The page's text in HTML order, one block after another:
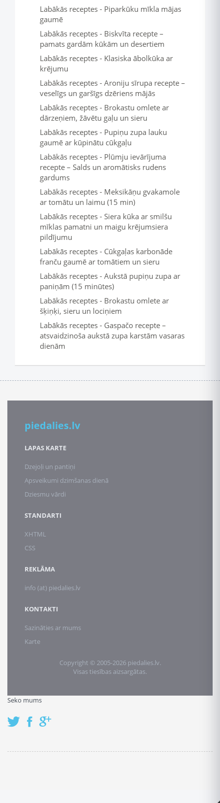
Labākās receptes - Piparkūku mīkla mājas
gaumē
Labākās receptes - Biskvīta recepte –
pamats gardām kūkām un desertiem
Labākās receptes - Klasiska ābolkūka ar
krējumu
Labākās receptes - Aroniju sīrupa recepte –
veselīgs un garšīgs dzēriens mājās
Labākās receptes - Brokastu omlete ar
dārzeņiem, žāvētu gaļu un sieru
Labākās receptes - Pupiņu zupa lauku
gaumē ar kūpinātu cūkgaļu
Labākās receptes - Plūmju ievārījuma
recepte – Salds un aromātisks rudens
gardums
Labākās receptes - Meksikāņu gvakamole
ar tomātu un laimu (15 min)
Labākās receptes - Siera kūka ar smilšu
mīklas pamatni un maigu krējumsiera
pildījumu
Labākās receptes - Cūkgaļas karbonāde
franču gaumē ar tomātiem un sieru
Labākās receptes - Aukstā pupiņu zupa ar
paniņām (15 minūtes)
Labākās receptes - Brokastu omlete ar
šķiņķi, sieru un lociņiem
Labākās receptes - Gaspačo recepte –
atsvaidzinoša aukstā zupa karstām vasaras
dienām
piedalies.lv
LAPAS KARTE
Dzejoļi un pantiņi
Apsveikumi dzimšanas dienā
Dziesmu vārdi
STANDARTI
XHTML
CSS
REKLĀMA
info (at) piedalies.lv
KONTAKTI
Sazināties ar mums
Karte
Copyright © 2005-2026 piedalies.lv.
Visas tiesības aizsargātas.
Seko mums